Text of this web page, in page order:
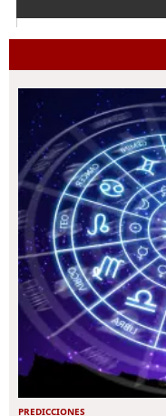
PREDICCIONES